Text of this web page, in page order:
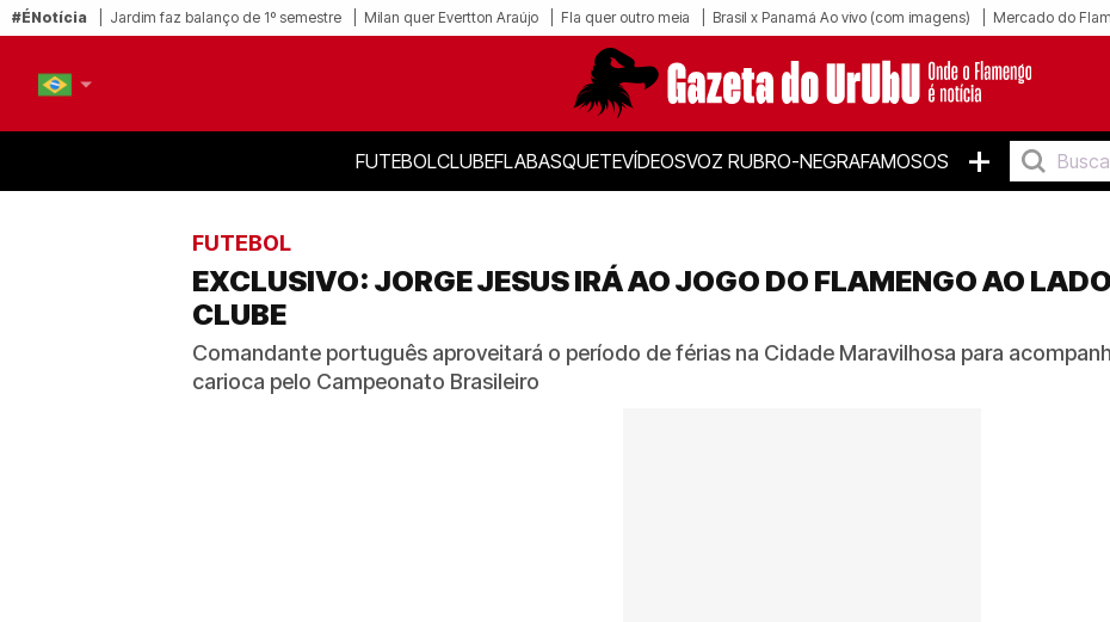
#ÉNotícia Jardim faz balanço de 1º semestre Milan quer Evertton Araújo Fla quer outro meia Brasil x Panamá Ao vivo (com imagens) Mercado do
FUTEBOLCLUBEFLABASQUETEVÍDEOSVOZ RUBRO-NEGRAFAMOSOS +
FUTEBOL
EXCLUSIVO: JORGE JESUS IRÁ AO JOGO DO FLAMENGO AO
CLUBE
Comandante português aproveitará o período de férias na Cidade Maravilhosa para
carioca pelo Campeonato Brasileiro